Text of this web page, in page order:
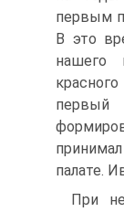
первым
В это
нашего
палате.
При